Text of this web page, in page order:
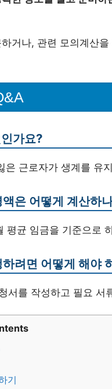
거나, 관련 모의계산
가요?
은 근로자가 생계를 유
은 어떻게 계산하
평균 임금을 기준으로
려면 어떻게 해야
서를 작성하고 필요 서
기